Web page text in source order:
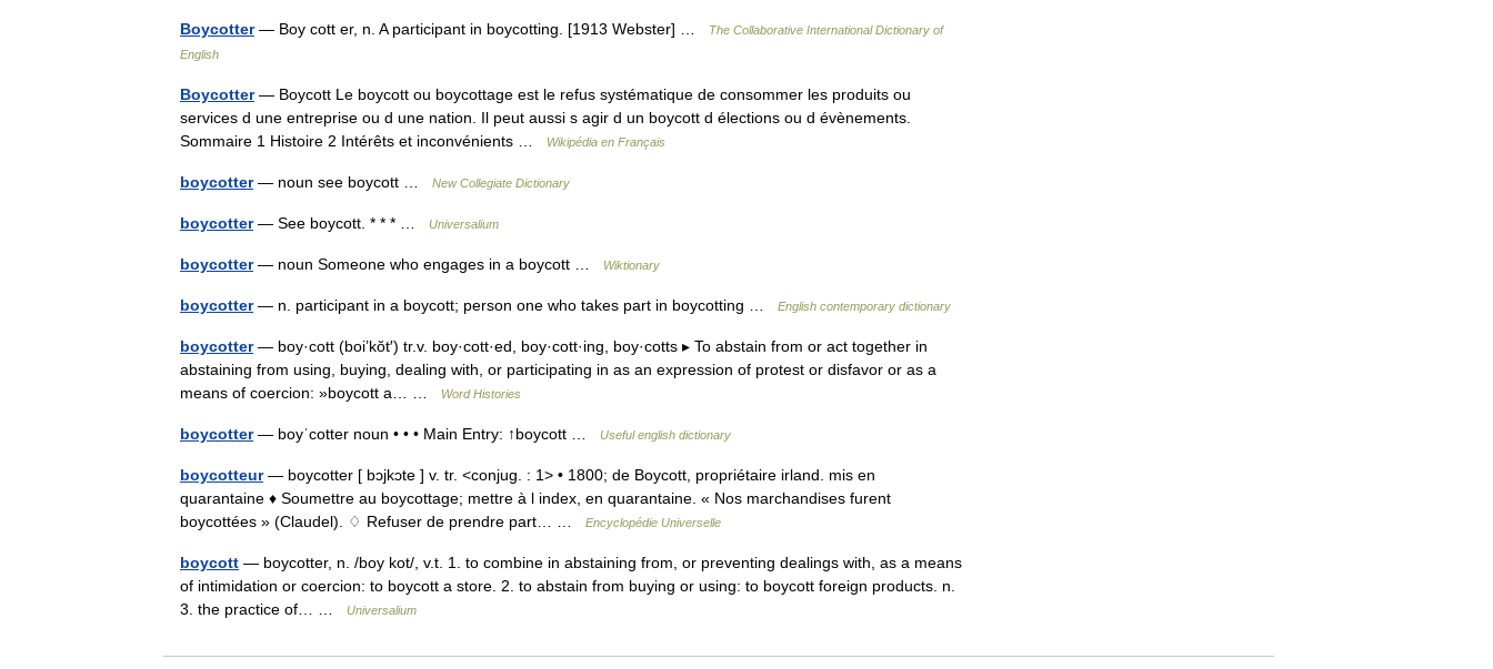
Boycotter— Boy cott er, n. A participant in boycotting. [1913 Webster] …
The Collaborative International Dictionary of
English
Boycotter— Boycott Le boycott ou boycottage est le refus systématique de consommer les produits ou
services d une entreprise ou d une nation. Il peut aussi s agir d un boycott d élections ou d évènements.
Sommaire 1 Histoire 2 Intérêts et inconvénients …
Wikipédia en Français
boycotter— noun see boycott … New Collegiate Dictionary
boycotter— See boycott. * * * … Universalium
boycotter— noun Someone who engages in a boycott … Wiktionary
boycotter— n. participant in a boycott; person one who takes part in boycotting … English contemporary dictionary
boycotter— boy·cott (boi’kŏt′) tr.v. boy·cott·ed, boy·cott·ing, boy·cotts ▸ To abstain from or act together in
abstaining from using, buying, dealing with, or participating in as an expression of protest or disfavor or as a
means of coercion: »boycott a… …
Word Histories
boycotter— boyˈcotter noun • • • Main Entry: ↑boycott … Useful english dictionary
boycotteur— boycotter [ bɔjkɔte ] v. tr. <conjug. : 1> • 1800; de Boycott, propriétaire irland. mis en
quarantaine ♦ Soumettre au boycottage; mettre à l index, en quarantaine. « Nos marchandises furent
boycottées » (Claudel). ♢ Refuser de prendre part… …
Encyclopédie Universelle
boycott — boycotter, n. /boy kot/, v.t. 1. to combine in abstaining from, or preventing dealings with, as a means
of intimidation or coercion: to boycott a store. 2. to abstain from buying or using: to boycott foreign products. n.
3. the practice of… …
Universalium